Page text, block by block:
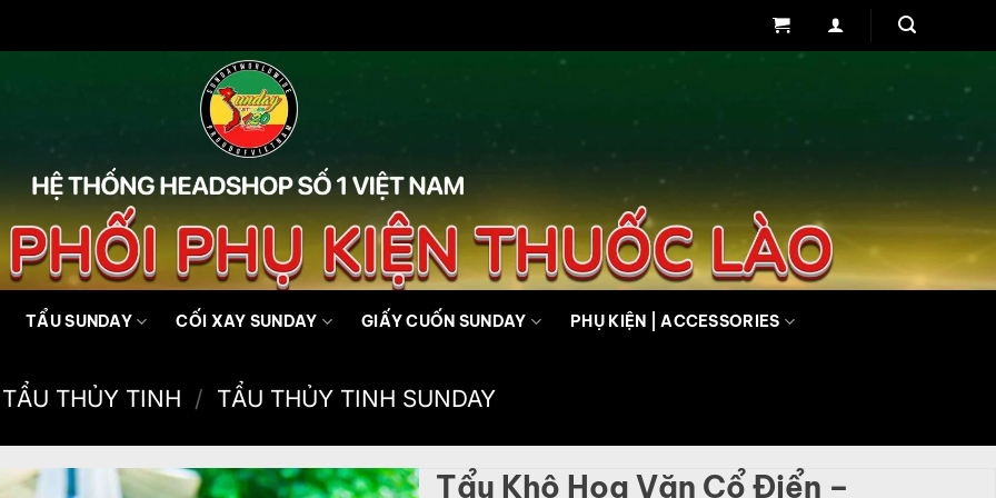
TẨU SUNDAY CỐI XAY SUNDAY GIẤY CUỐN SUNDAY PHỤ KIỆN | ACCESSORIES
TẨU THỦY TINH / TẨU THỦY TINH SUNDAY
Tẩu Khô Hoa Văn Cổ Điển –